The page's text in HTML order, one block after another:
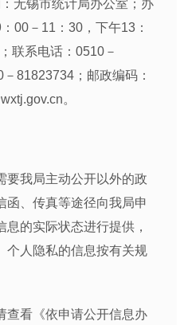
无锡市统计局办公室；办
00－11：30，下午13：
联系电话：0510－
81823734；邮政编码：
。
我局主动公开以外的政
函、传真等途径向我局申
的实际状态进行提供，
个人隐私的信息按有关规
看《依申请公开信息办